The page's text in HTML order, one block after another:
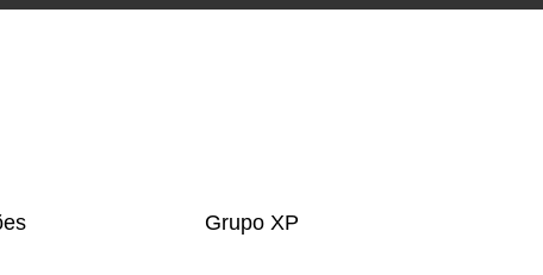
Grupo XP